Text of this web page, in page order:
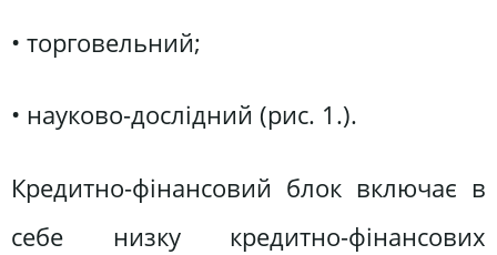
• торговельний;
• науково-дослідний (рис. 1.).
Кредитно-фінансовий блок включає в
себе низку кредитно-фінансових